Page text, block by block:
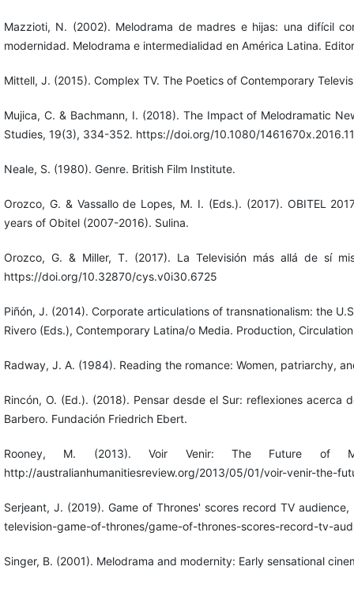
Mazzioti, N. (2002). Melodrama de madres e hijas: una difícil
modernidad. Melodrama e intermedialidad en América Latina.
Mittell, J. (2015). Complex TV. The Poetics of Contemporary
Mujica, C. & Bachmann, I. (2018). The Impact of Melodramatic
Studies, 19(3), 334-352. https://doi.org/10.1080/
Neale, S. (1980). Genre. British Film Institute.
Orozco, G. & Vassallo de Lopes, M. I. (Eds.). (2017). OBITEL
years of Obitel (2007-2016). Sulina.
Orozco, G. & Miller, T. (2017). La Televisión más allá de sí
https://doi.org/10.32870/cys.v0i30.6725
Piñón, J. (2014). Corporate articulations of transnationalism: the
Rivero (Eds.), Contemporary Latina/o Media. Production,
Radway, J. A. (1984). Reading the romance: Women, patriarchy,
Rincón, O. (Ed.). (2018). Pensar desde el Sur: reflexiones
Barbero. Fundación Friedrich Ebert.
Rooney, M. (2013). Voir Venir: The Future of
http://australianhumanitiesreview.org/2013/05/01/voir-venir-the-
Serjeant, J. (2019). Game of Thrones' scores record TV
television-game-of-thrones/game-of-thrones-scores-record-tv-
Singer, B. (2001). Melodrama and modernity: Early sensational